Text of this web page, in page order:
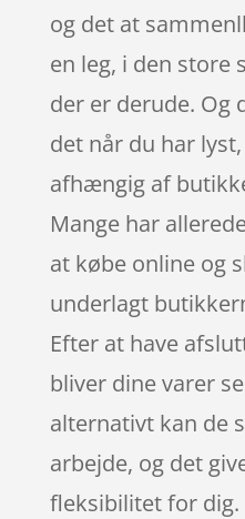
og det at
en leg, i den store
der er derude. Og
det når du har
afhængig af
Mange har
at købe online og
underlagt
Efter at have
bliver dine varer
alternativt kan de
arbejde, og det
fleksibilitet for